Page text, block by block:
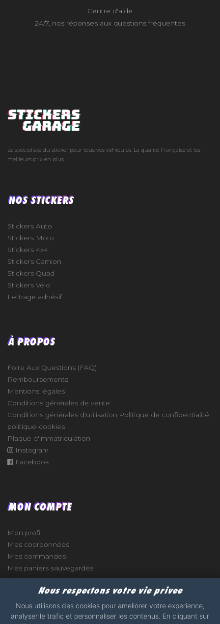
Centre d'aide
24/7, nos réponses aux questions fréquentes
Le spécialiste du sticker pour tous vos véhicules. La qualité Française et les
meilleurs prix en plus !
NOS STICKERS
Stickers Auto
Stickers Moto
Stickers 4x4
Stickers Camion
Stickers Quad
Stickers Vélo
Lettrage adhésif
À PROPOS
Foire Aux Questions (FAQ)
Remboursements
Mentions légales
Conditions générales de vente
Conditions générales d'utilisation Politique de confidentialité
politique-cookies
Plaque d'immatriculation
Instagram
Facebook
MON COMPTE
Mon profil
Mes coordonnées
Mes commandes
Mes paniers sauvegardés
Nous respectons votre vie privee
Nous utilisons des cookies pour ameliorer votre experience,
analyser le trafic et personnaliser les contenus. En cliquant sur